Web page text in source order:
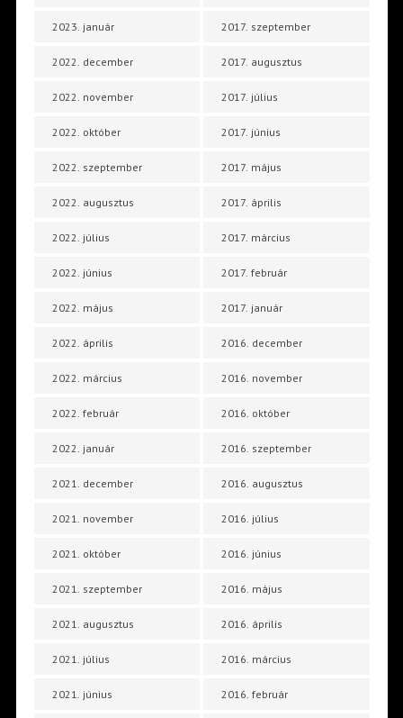
2023. január
2022. december
2022. november
2022. október
2022. szeptember
2022. augusztus
2022. július
2022. június
2022. május
2022. április
2022. március
2022. február
2022. január
2021. december
2021. november
2021. október
2021. szeptember
2021. augusztus
2021. július
2021. június
2017. szeptember
2017. augusztus
2017. július
2017. június
2017. május
2017. április
2017. március
2017. február
2017. január
2016. december
2016. november
2016. október
2016. szeptember
2016. augusztus
2016. július
2016. június
2016. május
2016. április
2016. március
2016. február